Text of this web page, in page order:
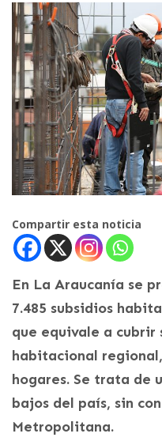
Compartir esta noticia
En La Araucanía se
7.485 subsidios
que equivale a cubrir
habitacional
hogares. Se trata de
bajos del país, sin
Metropolitana.